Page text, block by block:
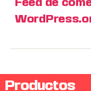
Feed de
Productos